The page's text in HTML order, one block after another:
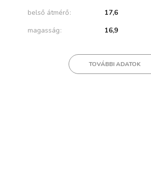
belső átmérő
17,6
magasság
16,9
TOVÁBBI ADATOK